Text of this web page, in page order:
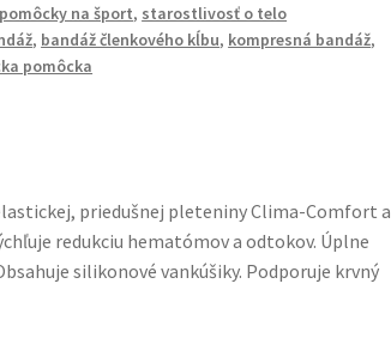
pomôcky na šport, starostlivosť o telo
, bandáž členkového kĺbu, kompresná bandáž,
pomôcka
priedušnej pleteniny Clima-Comfort a
redukciu hematómov a odtokov. Úplne
silikonové vankúšiky. Podporuje krvný